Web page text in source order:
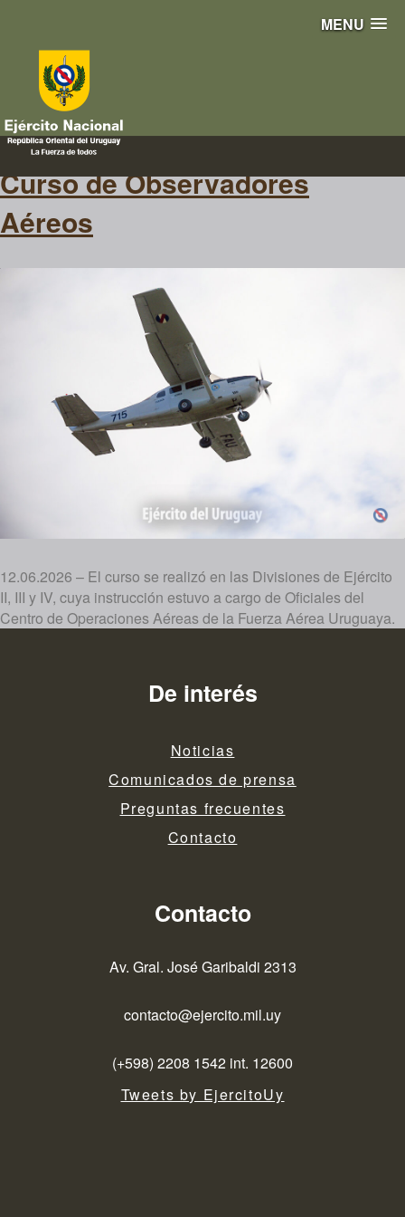
MENU
monitoreo
Curso de Observadores
Aéreos
12.06.2026 – El curso se realizó en las Divisiones de Ejército
II, III y IV, cuya instrucción estuvo a cargo de Oficiales del
Centro de Operaciones Aéreas de la Fuerza Aérea Uruguaya.
De interés
Noticias
Comunicados de prensa
Preguntas frecuentes
Contacto
Contacto
Av. Gral. José Garibaldi 2313
contacto@ejercito.mil.uy
(+598) 2208 1542 int. 12600
Tweets by EjercitoUy